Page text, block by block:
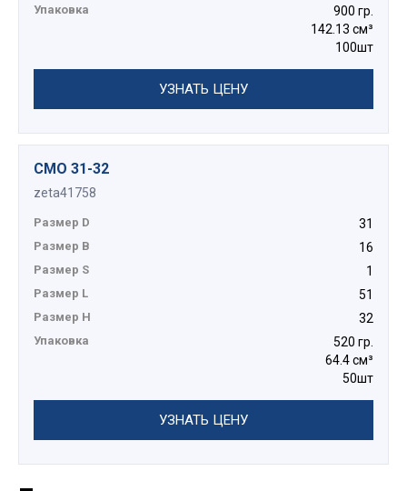
Упаковка
900 гр.
142.13 см³
100шт
УЗНАТЬ ЦЕНУ
СМО 31-32
zeta41758
Размер D 31
Размер B 16
Размер S 1
Размер L 51
Размер H 32
Упаковка
520 гр.
64.4 см³
50шт
УЗНАТЬ ЦЕНУ